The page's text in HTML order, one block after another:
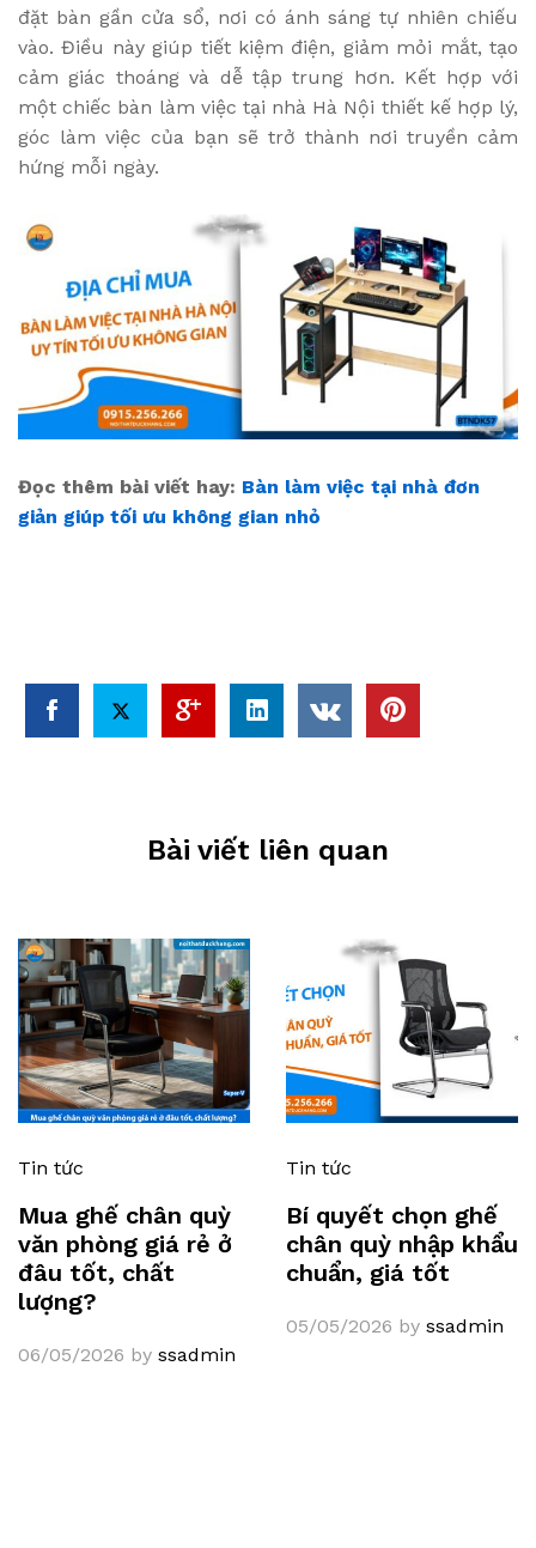
đặt bàn gần cửa sổ, nơi có ánh sáng tự nhiên chiếu
vào. Điều này giúp tiết kiệm điện, giảm mỏi mắt, tạo
cảm giác thoáng và dễ tập trung hơn. Kết hợp với
một chiếc bàn làm việc tại nhà Hà Nội thiết kế hợp lý,
góc làm việc của bạn sẽ trở thành nơi truyền cảm
hứng mỗi ngày.
Đọc thêm bài viết hay: Bàn làm việc tại nhà đơn
giản giúp tối ưu không gian nhỏ
Bài viết liên quan
Tin tức
Mua ghế chân quỳ
văn phòng giá rẻ ở
đâu tốt, chất
lượng?
06/05/2026 by ssadmin
Tin tức
Bí quyết chọn ghế
chân quỳ nhập khẩu
chuẩn, giá tốt
05/05/2026 by ssadmin